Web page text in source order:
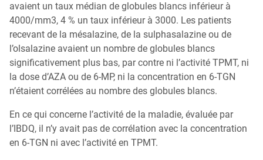
avaient un taux médian de globules blancs inférieur à
4000/mm3, 4 % un taux inférieur à 3000. Les patients
recevant de la mésalazine, de la sulphasalazine ou de
l’olsalazine avaient un nombre de globules blancs
significativement plus bas, par contre ni l’activité TPMT, ni
la dose d’AZA ou de 6-MP, ni la concentration en 6-TGN
n’étaient corrélées au nombre des globules blancs.
En ce qui concerne l’activité de la maladie, évaluée par
l’IBDQ, il n’y avait pas de corrélation avec la concentration
en 6-TGN ni avec l’activité en TPMT.